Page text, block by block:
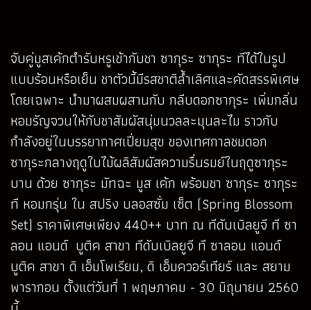
จับคู่มูสเค้กตำรับหรูเข้ากับชา ซากุระ ซากุระ ทีได้ในรูป
แบบร้อนหรือเย็น ชาตัวนี้มีรสชาติล้ำเลิศและคัดสรรพิเศษ
โดยเฉพาะ นำมาผสมผสานกับ กลีบดอกซากุระ เพิ่มกลิ่น
หอมรัญจวนให้กับชาสัมผัสนุ่มนวลละมุนละไม ราวกับ
กำลังอยู่ในบรรยากาศเปี่ยมสุข ของเทศกาลชมดอก
ซากุระกลางฤดูใบไม้ผลิสัมผัสความรื่นรมย์ในฤดูซากุระ
บาน ด้วย ซากุระ มัทฉะ มูส เค้ก พร้อมชา ซากุระ ซากุระ
ที หอมกรุ่น ใน สปริง บลอสซั่ม เซ็ต (Spring Blossom
Set) ราคาพิเศษเพียง 440++ บาท ณ ทีดับเบิลยูจี ที ซา
ลอน แอนด์ บูติค สาขา ทีดับเบิลยูจี ที ซาลอน แอนด์
บูติค สาขา ดิ เอ็มโพเรียม, ดิ เอ็มควอร์เทียร์ และ สยาม
พารากอน ตั้งแต่วันที่ 1 พฤษภาคม - 30 มิถุนายน 2560